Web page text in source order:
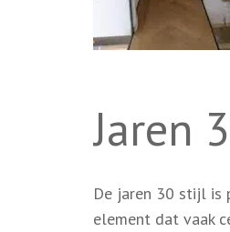
Jaren
De jaren 30 stijl is
element dat vaak